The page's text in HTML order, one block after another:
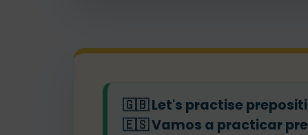
🇬🇧Let's practise
🇪🇸Vamos a practicar